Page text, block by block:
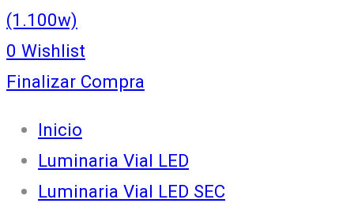
(1.100w)
0 Wishlist
Finalizar Compra
Inicio
Luminaria Vial LED
Luminaria Vial LED SEC